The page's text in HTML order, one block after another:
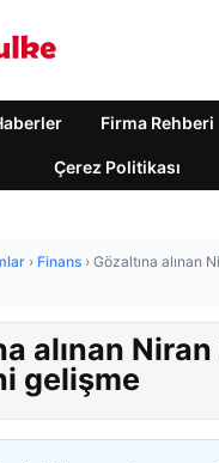
Firma Rehberi
Çerez Politikası
› Finans › Gözaltına alınan
alınan Niran
gelişme